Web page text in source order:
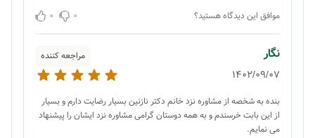
موافق این دیدگاه هستید؟ 0
0
نگار مراجعه کننده
1402/09/07
بنده به شخصه از مشاوره نزد خانم دکتر نازنین بسیار رضایت دارم و بسیار
از این بابت خرسندم و به همه دوستان گرامی مشاوره نزد ایشان را پیشنهاد
می نمایم.